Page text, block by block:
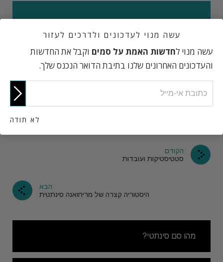
סינתטיים?
עשה את המבחן
הקודם
סטטיסטיקות ועובדות
הבא
היסטוריה קצרה של מריחואנה סינתטית
מהו סם סינתטי?
עשה מנוי לעדכונים ולדרכים לעזור
עשה מנוי לחדשות האמת על סמים וקבל את החדשות
והעדכונים האחרונים שלנו בתיבת הדואר הנכנס שלך.
לא תודה